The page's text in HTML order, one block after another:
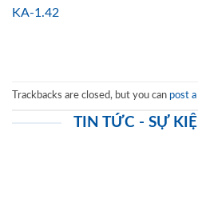
KA-1.42
Trackbacks are closed, but you can post
TIN TỨC - SỰ